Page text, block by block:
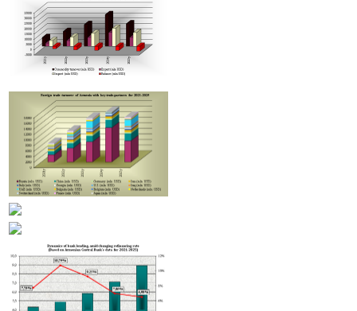
«Հայաստանի էլեկտրական ցանցեր» ՓԲԸ-ն կփոխանցվի
հավատարմագրային կառավարման. Փաշինյան